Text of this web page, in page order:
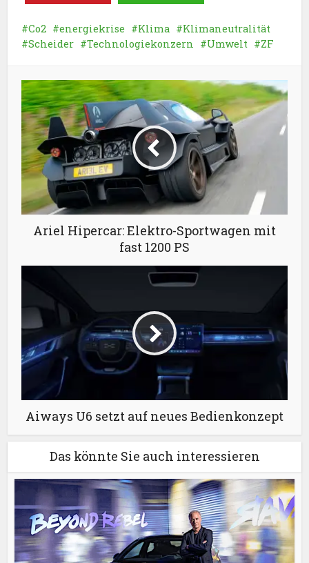
Co2 energiekrise Klima
Klimaneutralität
Scheider
Technologiekonzern Umwelt ZF
Ariel Hipercar: Elektro-Sportwagen mit
fast 1200 PS
Aiways U6 setzt auf neues Bedienkonzept
Das könnte Sie auch interessieren